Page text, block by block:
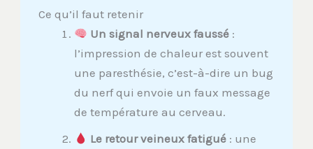
Ce qu’il faut retenir
Un signal nerveux faussé :
l’impression de chaleur est souvent
une paresthésie, c’est-à-dire un bug
du nerf qui envoie un faux message
de température au cerveau.
Le retour veineux fatigué : une